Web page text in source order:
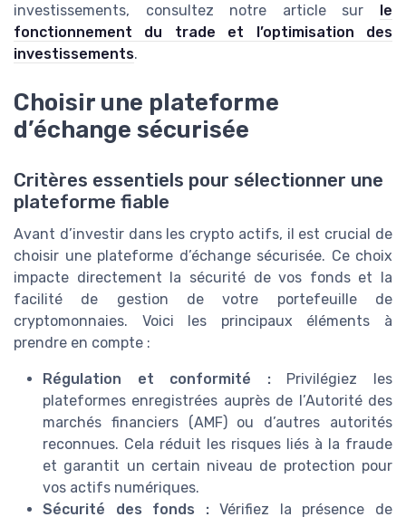
investissements, consultez notre article sur le
fonctionnement du trade et l’optimisation des
investissements.
Choisir une plateforme
d’échange sécurisée
Critères essentiels pour sélectionner une
plateforme fiable
Avant d’investir dans les crypto actifs, il est crucial de
choisir une plateforme d’échange sécurisée. Ce choix
impacte directement la sécurité de vos fonds et la
facilité de gestion de votre portefeuille de
cryptomonnaies. Voici les principaux éléments à
prendre en compte :
Régulation et conformité :Privilégiez les
plateformes enregistrées auprès de l’Autorité des
marchés financiers (AMF) ou d’autres autorités
reconnues. Cela réduit les risques liés à la fraude
et garantit un certain niveau de protection pour
vos actifs numériques.
Sécurité des fonds :Vérifiez la présence de